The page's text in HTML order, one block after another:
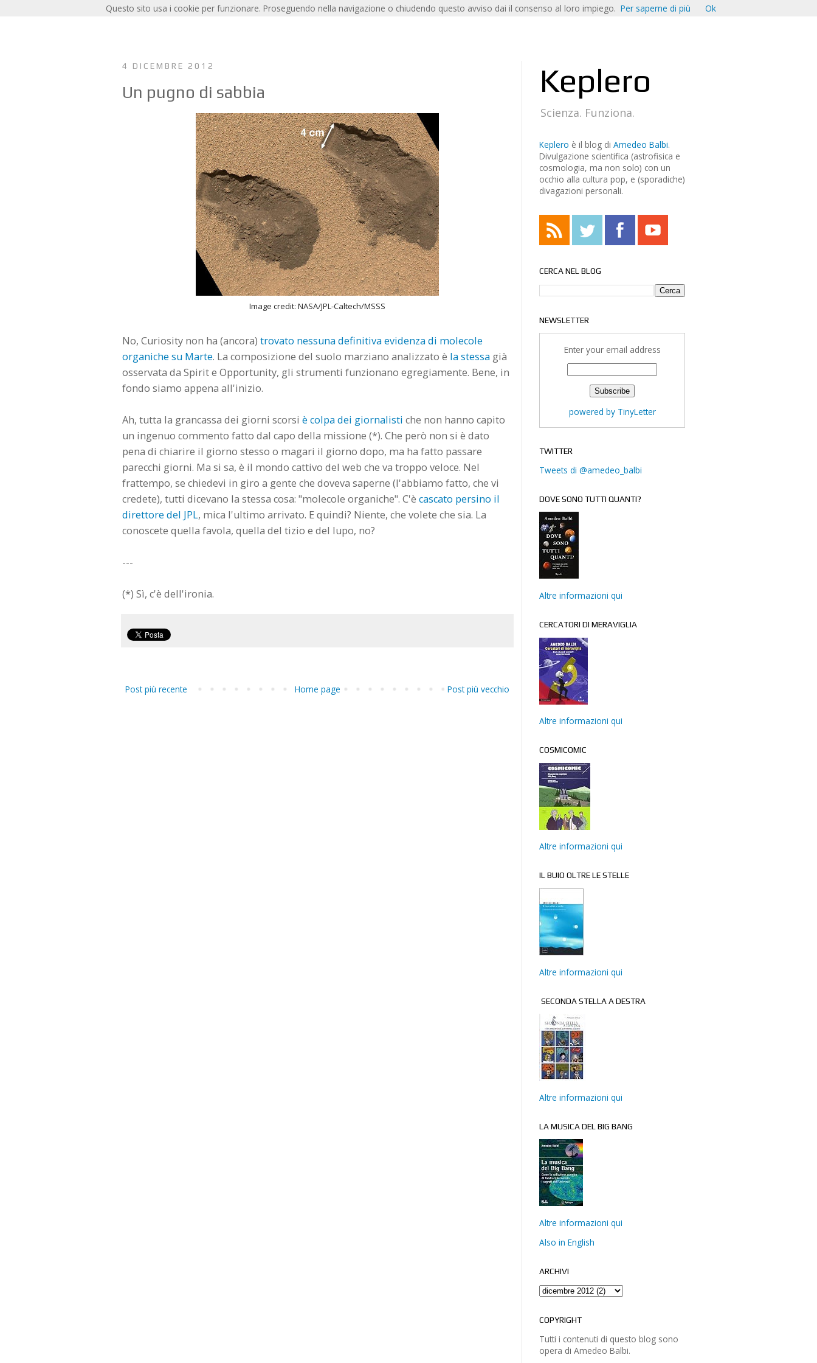
4 DICEMBRE 2012
Un pugno di sabbia
Image credit: NASA/JPL-Caltech/MSSS
No, Curiosity non ha (ancora) trovato nessuna definitiva evidenza di molecole
organiche su Marte. La composizione del suolo marziano analizzato è la stessagià
osservata da Spirit e Opportunity, gli strumenti funzionano egregiamente. Bene, in
fondo siamo appena all'inizio.
Ah, tutta la grancassa dei giorni scorsi è colpa dei giornalisti che non hanno capito
un ingenuo commento fatto dal capo della missione (*). Che però non si è dato
pena di chiarire il giorno stesso o magari il giorno dopo, ma ha fatto passare
parecchi giorni. Ma si sa, è il mondo cattivo del web che va troppo veloce. Nel
frattempo, se chiedevi in giro a gente che doveva saperne (l'abbiamo fatto, che vi
credete), tutti dicevano la stessa cosa: "molecole organiche". C'è cascato persino il
direttore del JPL, mica l'ultimo arrivato. E quindi? Niente, che volete che sia. La
conoscete quella favola, quella del tizio e del lupo, no?
---
(*) Sì, c'è dell'ironia.
Post più recente Post più vecchio
Home page
Keplero
Scienza. Funziona.
Keplero è il blog di Amedeo Balbi.
Divulgazione scientifica (astrofisica e
cosmologia, ma non solo) con un
occhio alla cultura pop, e (sporadiche)
divagazioni personali.
CERCA NEL BLOG
NEWSLETTER
Enter your email address
powered by TinyLetter
TWITTER
Tweets di @amedeo_balbi
DOVE SONO TUTTI QUANTI?
Altre informazioni qui
CERCATORI DI MERAVIGLIA
Altre informazioni qui
COSMICOMIC
Altre informazioni qui
IL BUIO OLTRE LE STELLE
Altre informazioni qui
SECONDA STELLA A DESTRA
Altre informazioni qui
LA MUSICA DEL BIG BANG
Altre informazioni qui
Also in English
ARCHIVI
COPYRIGHT
Tutti i contenuti di questo blog sono
opera di Amedeo Balbi.
Questo sito usa i cookie per funzionare. Proseguendo nella navigazione o chiudendo questo avviso dai il consenso al loro impiego. Per saperne di più Ok